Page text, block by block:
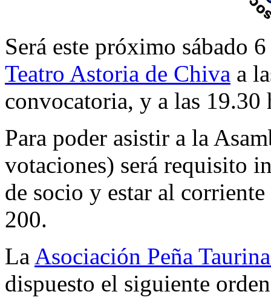
Será este próximo sábado
Teatro Astoria de Chiva a
convocatoria, y a las 19.30
Para poder asistir a la
votaciones) será requisito
de socio y estar al
200.
La Asociación Peña
dispuesto el siguiente